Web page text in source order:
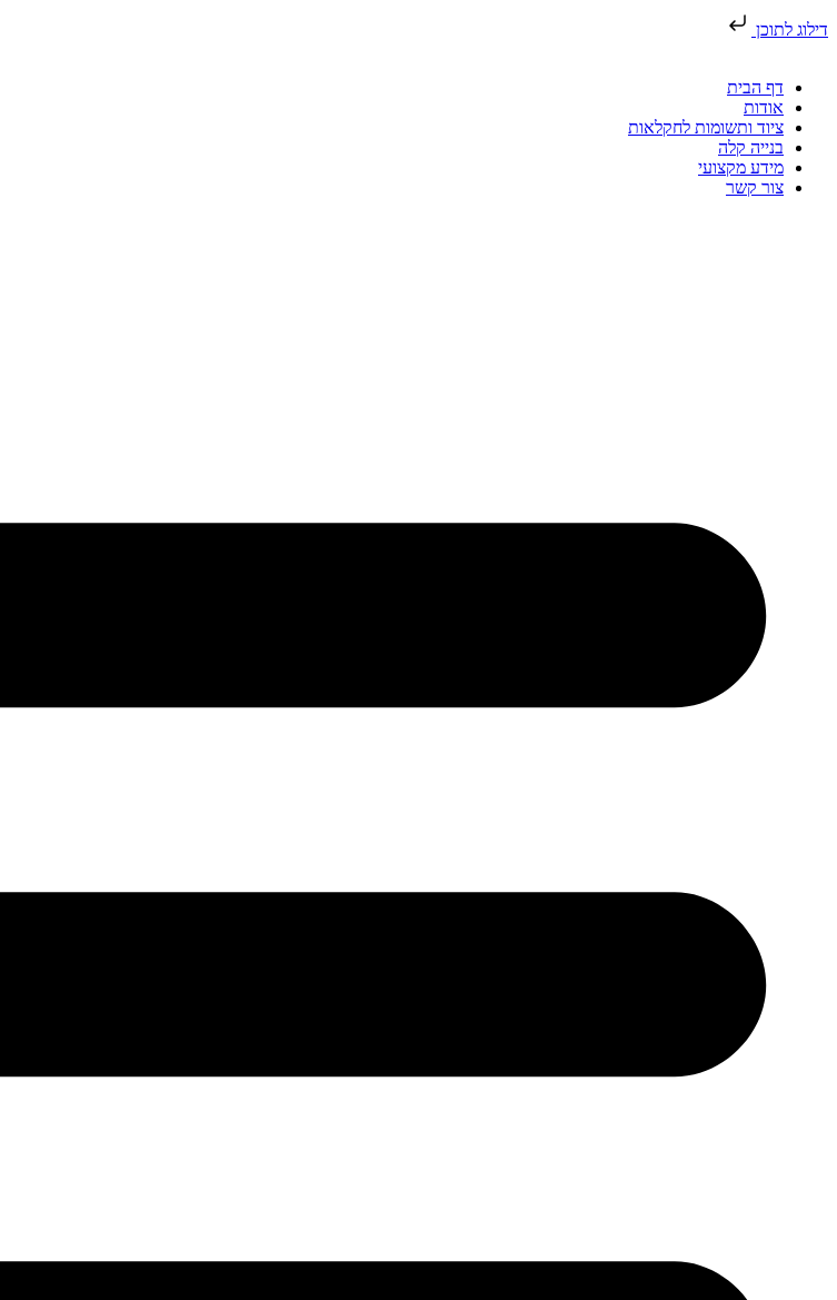
דילוג לתוכן
דף הבית
אודות
ציוד ותשומות לחקלאות
בנייה קלה
מידע מקצועי
צור קשר